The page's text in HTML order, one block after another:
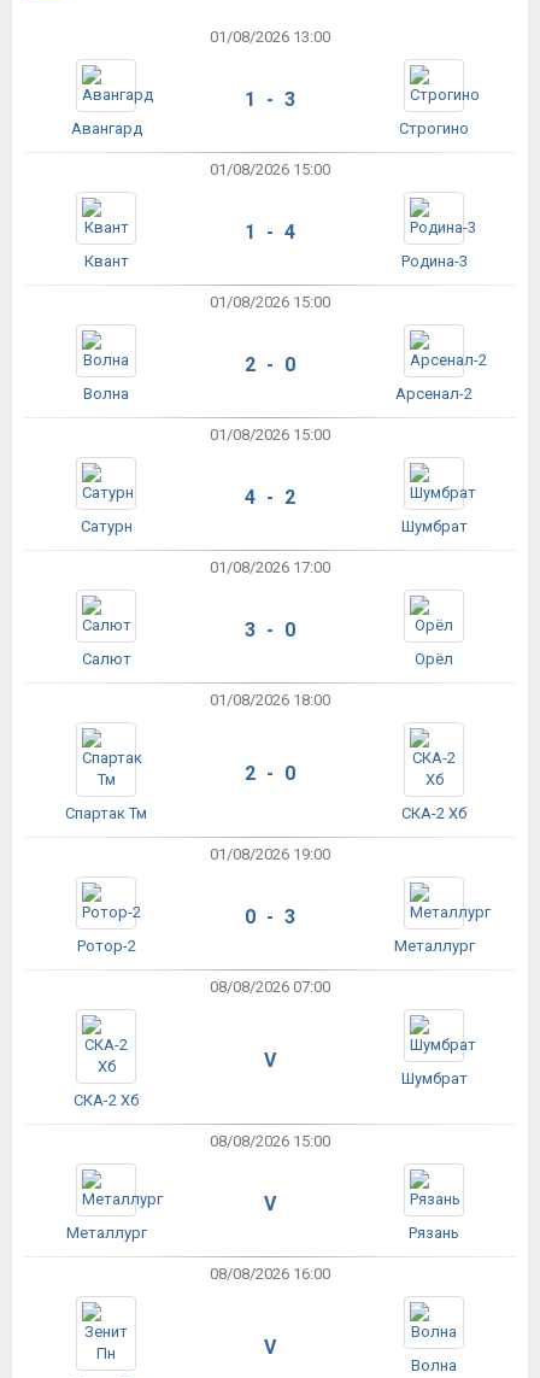
01/08/2026 13:00
Авангард
1 - 3
Строгино
01/08/2026 15:00
Квант
1 - 4
Родина-3
01/08/2026 15:00
Волна
2 - 0
Арсенал-2
01/08/2026 15:00
Сатурн
4 - 2
Шумбрат
01/08/2026 17:00
Салют
3 - 0
Орёл
01/08/2026 18:00
Спартак Тм
2 - 0
СКА-2 Хб
01/08/2026 19:00
Ротор-2
0 - 3
Металлург
08/08/2026 07:00
СКА-2 Хб
V
Шумбрат
08/08/2026 15:00
Металлург
V
Рязань
08/08/2026 16:00
V
Волна